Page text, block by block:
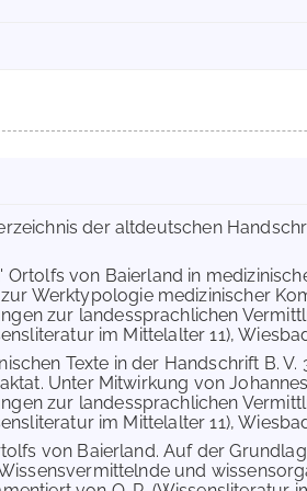
der altdeutschen
Ortolfs von Baierland in
Werktypologie medizinischer
zur landessprachlichen
im Mittelalter 11),
Texte in der Handschrift B.
Unter Mitwirkung von
zur landessprachlichen
im Mittelalter 11),
von Baierland. Auf der
und